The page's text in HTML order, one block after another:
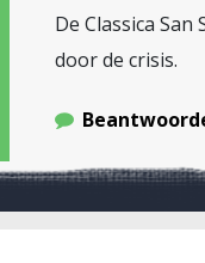
De Classica
door de crisis.